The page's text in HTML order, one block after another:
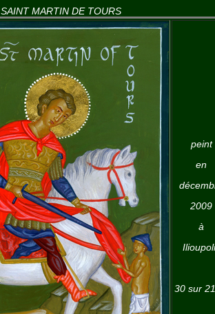
SAINT MARTIN DE TOURS
peint
en
2009
à
30 sur